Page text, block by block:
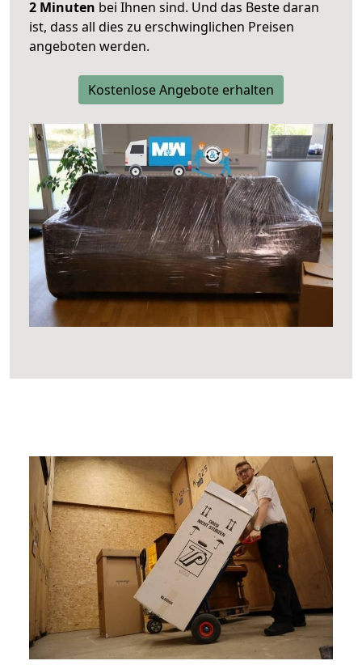
2 Minuten bei Ihnen sind. Und das Beste daran
ist, dass all dies zu erschwinglichen Preisen
angeboten werden.
Kostenlose Angebote erhalten